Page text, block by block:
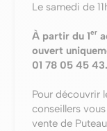
Le samedi de
À partir du 1er
ouvert
01 78 05 45 43.
Pour découvrir
conseillers
vente de